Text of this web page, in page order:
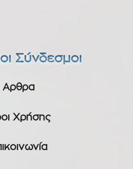
Σύνδεσμοι
Αρθρα
Χρήσης